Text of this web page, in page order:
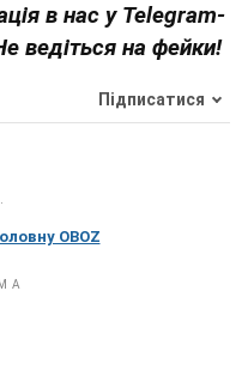
в нас у Telegram-
ведіться на фейки!
Підписатися
OBOZ